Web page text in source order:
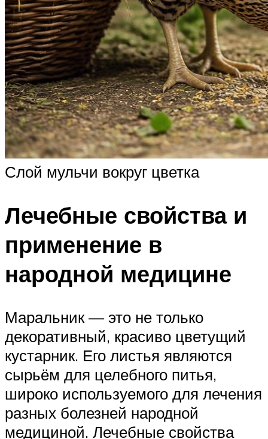
Слой мульчи вокруг цветка
Лечебные свойства и
применение в
народной медицине
Маральник — это не только
декоративный, красиво цветущий
кустарник. Его листья являются
сырьём для целебного питья,
широко используемого для лечения
разных болезней народной
медициной. Лечебные свойства